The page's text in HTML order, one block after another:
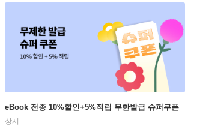
eBook 전종 10%할인+5%적립 무한발급 슈퍼쿠폰
상시